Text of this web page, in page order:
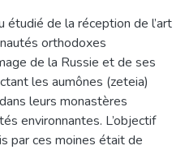
étudié de la réception de l’art
orthodoxes
de la Russie et de ses
les aumônes (zeteia)
leurs monastères
environnantes. L’objectif
par ces moines était de